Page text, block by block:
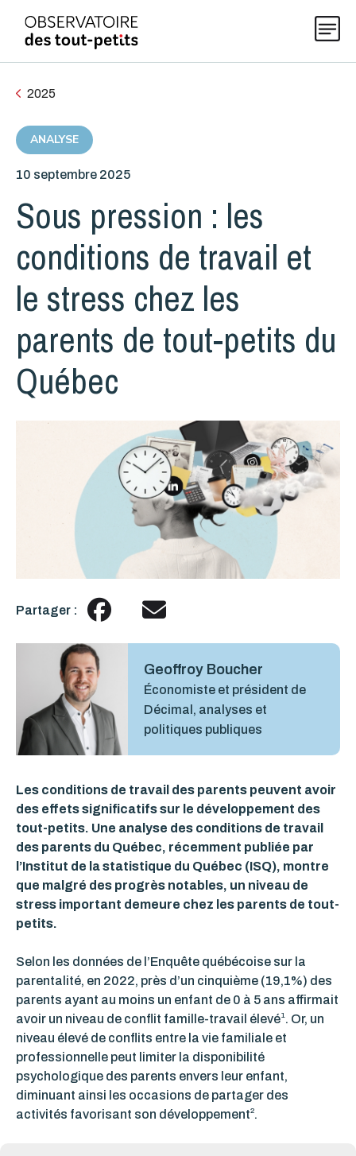
Thématiques
Explorer les données 0-5
Publications
Actualités
À propos
2025
ANALYSE
10 septembre 2025
Sous pression : les
conditions de travail et
le stress chez les
parents de tout-petits du
Québec
Partager :
Geoffroy Boucher
Économiste et président de
Décimal, analyses et
politiques publiques
Les conditions de travail des parents peuvent avoir
des effets significatifs sur le développement des
tout-petits. Une analyse des conditions de travail
des parents du Québec, récemment publiée par
l’Institut de la statistique du Québec (ISQ), montre
que malgré des progrès notables, un niveau de
stress important demeure chez les parents de tout-
petits.
Selon les données de l’Enquête québécoise sur la
parentalité, en 2022, près d’un cinquième (19,1%) des
parents ayant au moins un enfant de 0 à 5 ans affirmait
avoir un niveau de conflit famille-travail élevé1 . Or, un
niveau élevé de conflits entre la vie familiale et
professionnelle peut limiter la disponibilité
psychologique des parents envers leur enfant,
diminuant ainsi les occasions de partager des
activités favorisant son développement2.